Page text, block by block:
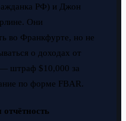
РФ) и Джон
Они
во Франкфурте, но не
о доходах от
штраф $10,000 за
по форме FBAR.